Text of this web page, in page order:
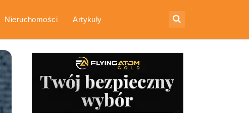
Nieruchomości Artykuły